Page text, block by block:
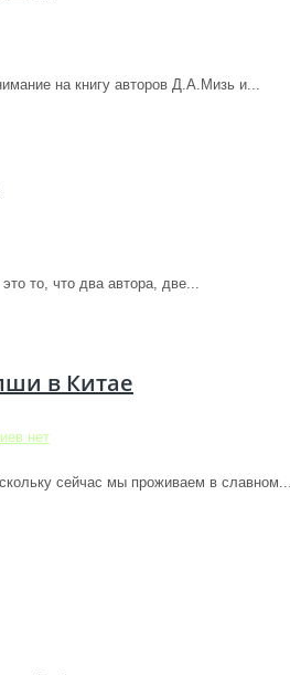
на книгу авторов Д.А.Мизь и...
то, что два автора, две...
в Китае
нет
сейчас мы проживаем в славном...